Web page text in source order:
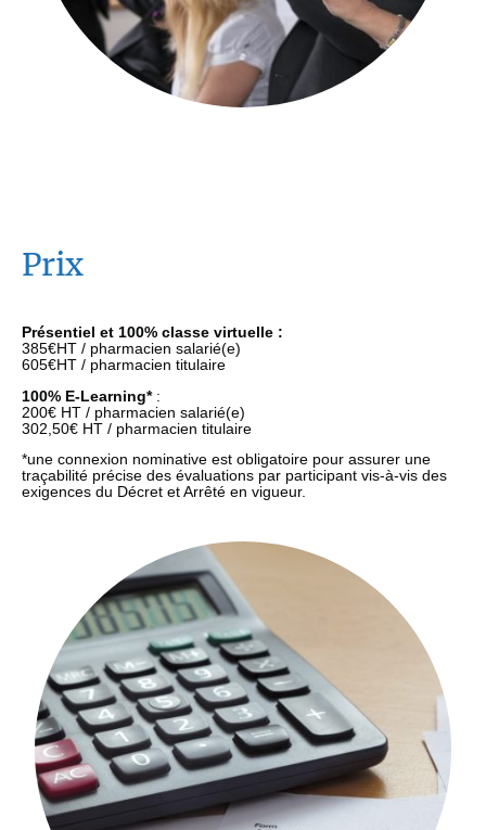
Prix
Présentiel et 100% classe virtuelle :
385€HT / pharmacien salarié(e)
605€HT / pharmacien titulaire
100% E-Learning*:
200€ HT / pharmacien salarié(e)
302,50€ HT / pharmacien titulaire
*une connexion nominative est obligatoire pour assurer une
traçabilité précise des évaluations par participant vis-à-vis des
exigences du Décret et Arrêté en vigueur.